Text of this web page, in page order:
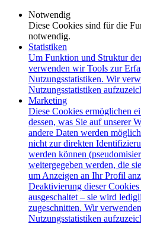
Notwendig
Diese Cookies sind für die
notwendig.
Statistiken
Um Funktion und Struktur
verwenden wir Tools zur
Nutzungsstatistiken. Wir
Nutzungsstatistiken
Marketing
Diese Cookies ermöglichen
dessen, was Sie auf unserer
andere Daten werden
nicht zur direkten
werden können
weitergegeben werden, die
um Anzeigen an Ihr Profil
Deaktivierung dieser
ausgeschaltet – sie wird
zugeschnitten. Wir
Nutzungsstatistiken